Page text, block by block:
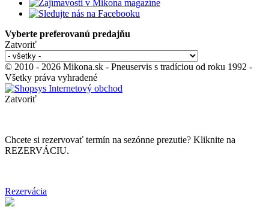
Vyberte preferovanú predajňu
Zatvoriť
© 2010 - 2026 Mikona.sk - Pneuservis s tradíciou od roku 1992 -
Všetky práva vyhradené
Zatvoriť
Chcete si rezervovať termín na sezónne prezutie? Kliknite na
REZERVÁCIU.
Rezervácia